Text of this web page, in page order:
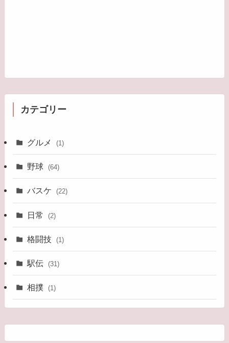
カテゴリー
グルメ (1)
野球 (64)
バスケ (22)
日常 (2)
格闘技 (1)
駅伝 (31)
相撲 (1)